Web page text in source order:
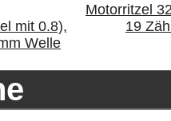
mit 0.8),
Welle
Motorritzel
19